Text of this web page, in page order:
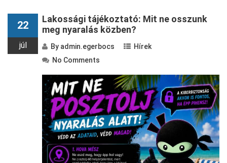
22
júl
Lakossági tájékoztató: Mit ne osszunk
meg nyaralás közben?
By admin.egerbocs
Hírek
No Comments